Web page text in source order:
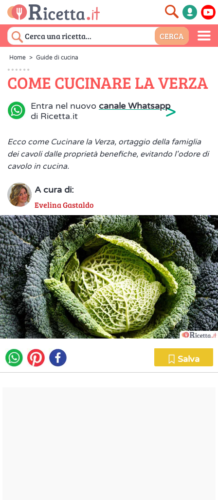
Home > Guide di cucina
COME CUCINARE LA VERZA
Entra nel nuovo canale Whatsapp
di Ricetta.it
>
Ecco come Cucinare la Verza, ortaggio della famiglia
dei cavoli dalle proprietà benefiche, evitando l'odore di
cavolo in cucina.
A cura di:
Evelina Gastaldo
Salva